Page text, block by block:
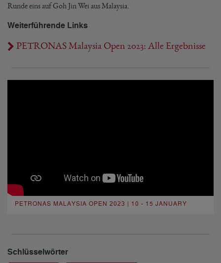
Runde eins auf Goh Jin Wei aus Malaysia.
Weiterführende Links
PETRONAS Malaysia Open 2023: Alle Ergebnisse
PETRONAS MALAYSIA OPEN 2023 | 10 - 15 JANUARY
Schlüsselwörter